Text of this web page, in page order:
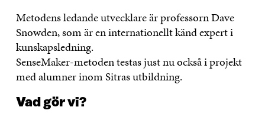
Metodens ledande utvecklare är professorn Dave
Snowden, som är en internationellt känd expert i
kunskapsledning.
SenseMaker-metoden testas just nu också i projekt
med alumner inom Sitras utbildning.
Vad gör vi?